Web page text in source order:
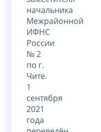
начальника
Межрайонной
ИФНС
России
№ 2
по г.
Чите.
1
сентября
2021
года